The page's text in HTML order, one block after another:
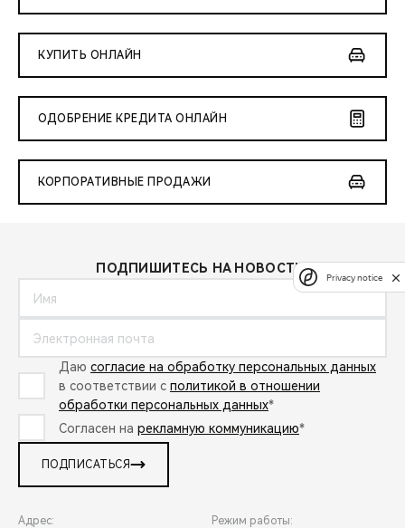
КУПИТЬ ОНЛАЙН
ОДОБРЕНИЕ КРЕДИТА ОНЛАЙН
КОРПОРАТИВНЫЕ ПРОДАЖИ
ПОДПИШИТЕСЬ НА НОВОСТИ:
Даю согласие на обработку персональных данных
в соответствии с политикой в отношении
обработки персональных данных*
Согласен на рекламную коммуникацию*
ПОДПИСАТЬСЯ
Адрес: Режим работы:
Privacy notice